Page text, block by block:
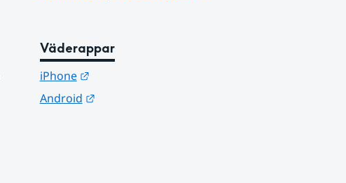
Väderappar
iPhone
Länk till annan webbplats.
Android
Länk till annan webbplats.